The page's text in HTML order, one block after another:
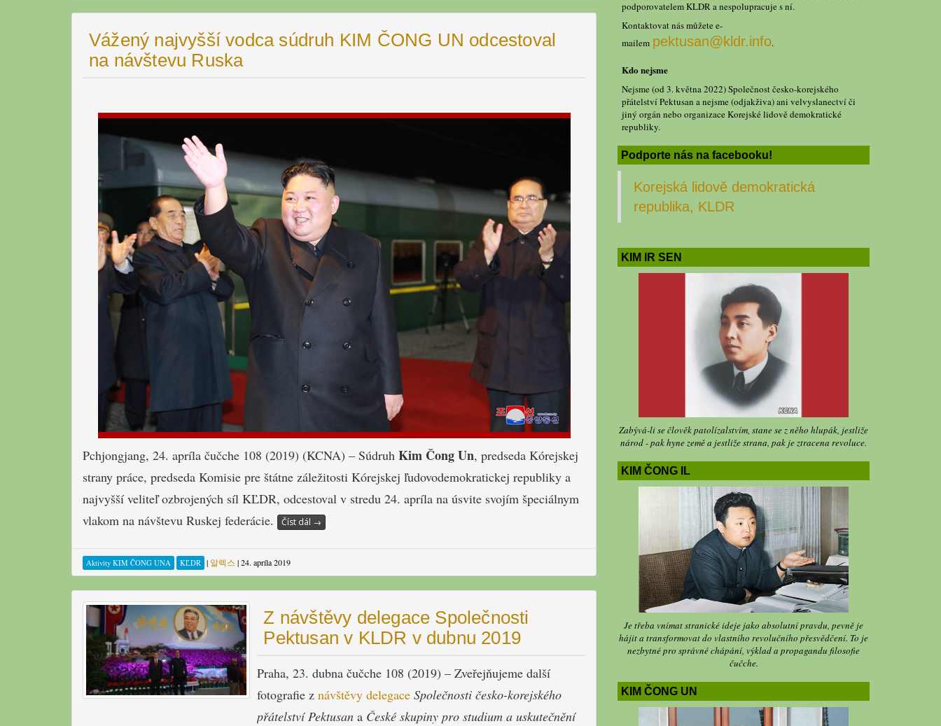
Vážený najvyšší vodca súdruh KIM ČONG UN odcestoval
na návštevu Ruska
Pchjongjang, 24. apríla čučche 108 (2019) (KCNA) – Súdruh Kim Čong Un, predseda Kórejskej
strany práce, predseda Komisie pre štátne záležitosti Kórejskej ľudovodemokratickej republiky a
najvyšší veliteľ ozbrojených síl KĽDR, odcestoval v stredu 24. apríla na úsvite svojím špeciálnym
vlakom na návštevu Ruskej federácie.
Číst dál →
Aktivity KIM ČONG UNA KĽDR | 알렉스 |24. apríla 2019
Z návštěvy delegace Společnosti
Pektusan v KLDR v dubnu 2019
Praha, 23. dubna čučche 108 (2019) – Zveřejňujeme další
fotografie znávštěvy delegace Společnosti česko-korejského
přátelství Pektusan a České skupiny pro studium a uskutečnění
podporovatelem KLDR a nespolupracuje s ní.
Kontaktovat nás můžete e-
mailem pektusan@kldr.info.
Kdo nejsme
Nejsme (od 3. května 2022) Společnost česko-korejského
přátelství Pektusan a nejsme (odjakživa) ani velvyslanectví či
jiný orgán nebo organizace Korejské lidově demokratické
republiky.
Podporte nás na facebooku!
Korejská lidově demokratická
republika, KLDR
KIM IR SEN
Zabývá-li se člověk patolízalstvím, stane se z něho hlupák, jestliže
národ - pak hyne země a jestliže strana, pak je ztracena revoluce.
KIM ČONG IL
Je třeba vnímat stranické ideje jako absolutní pravdu, pevně je
hájit a transformovat do vlastního revolučního přesvědčení. To je
nezbytné pro správné chápání, výklad a propagandu filosofie
čučche.
KIM ČONG UN